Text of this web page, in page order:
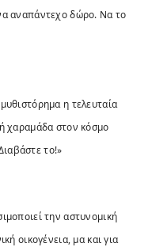
αναπάντεχο δώρο. Να το
η τελευταία
χαραμάδα στον κόσμο
το!»
την αστυνομική
οικογένεια, μα και για